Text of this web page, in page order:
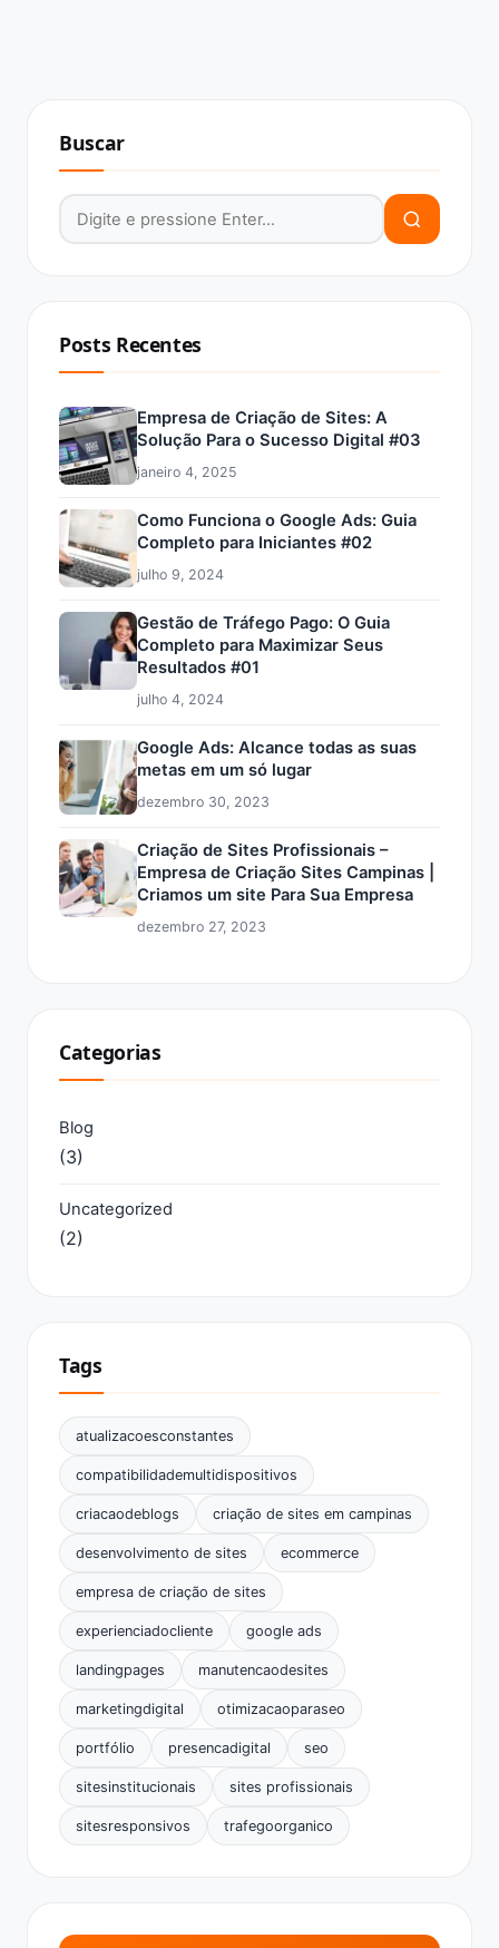
Buscar
Buscar por:
Posts Recentes
Empresa de Criação de Sites: A
Solução Para o Sucesso Digital #03
janeiro 4, 2025
Como Funciona o Google Ads: Guia
Completo para Iniciantes #02
julho 9, 2024
Gestão de Tráfego Pago: O Guia
Completo para Maximizar Seus
Resultados #01
julho 4, 2024
Google Ads: Alcance todas as suas
metas em um só lugar
dezembro 30, 2023
Criação de Sites Profissionais –
Empresa de Criação Sites Campinas |
Criamos um site Para Sua Empresa
dezembro 27, 2023
Categorias
Blog
(3)
Uncategorized
(2)
Tags
atualizacoesconstantes
compatibilidademultidispositivos
criacaodeblogs criação de sites em campinas
desenvolvimento de sites ecommerce
empresa de criação de sites
experienciadocliente google ads
landingpages manutencaodesites
marketingdigital otimizacaoparaseo
portfólio presencadigital seo
sitesinstitucionais sites profissionais
sitesresponsivos trafegoorganico